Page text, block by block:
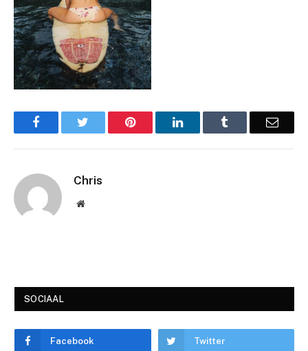
Facebook Pinterest LinkedIn Email
Chris
Website
SOCIAAL
Facebook Twitter